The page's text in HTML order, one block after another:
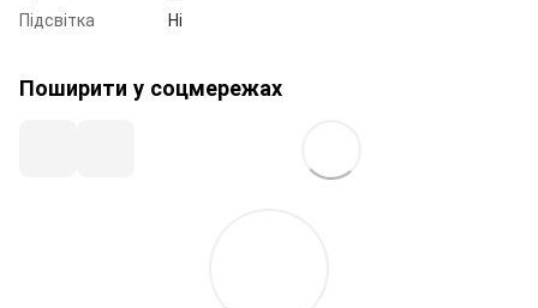
Підсвітка
Ні
Поширити у соцмережах